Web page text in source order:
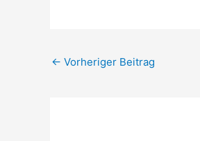
← Vorheriger Beitrag